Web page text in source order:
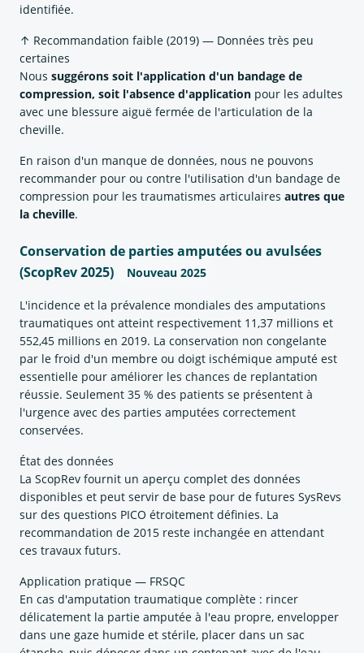
identifiée.
↑ Recommandation faible (2019) — Données très peu
certaines
Nous suggérons soit l'application d'un bandage de
compression, soit l'absence d'application pour les adultes
avec une blessure aiguë fermée de l'articulation de la
cheville.
En raison d'un manque de données, nous ne pouvons
recommander pour ou contre l'utilisation d'un bandage de
compression pour les traumatismes articulaires autres que
la cheville.
Conservation de parties amputées ou avulsées
(ScopRev 2025)
Nouveau 2025
L'incidence et la prévalence mondiales des amputations
traumatiques ont atteint respectivement 11,37 millions et
552,45 millions en 2019. La conservation non congelante
par le froid d'un membre ou doigt ischémique amputé est
essentielle pour améliorer les chances de replantation
réussie. Seulement 35 % des patients se présentent à
l'urgence avec des parties amputées correctement
conservées.
État des données
La ScopRev fournit un aperçu complet des données
disponibles et peut servir de base pour de futures SysRevs
sur des questions PICO étroitement définies. La
recommandation de 2015 reste inchangée en attendant
ces travaux futurs.
Application pratique — FRSQC
En cas d'amputation traumatique complète : rincer
délicatement la partie amputée à l'eau propre, envelopper
dans une gaze humide et stérile, placer dans un sac